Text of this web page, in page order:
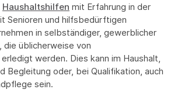
Haushaltshilfen mit Erfahrung in der
Senioren und hilfsbedürftigen
in selbständiger, gewerblicher
üblicherweise von
werden. Dies kann im Haushalt,
Begleitung oder, bei Qualifikation, auch
sein.